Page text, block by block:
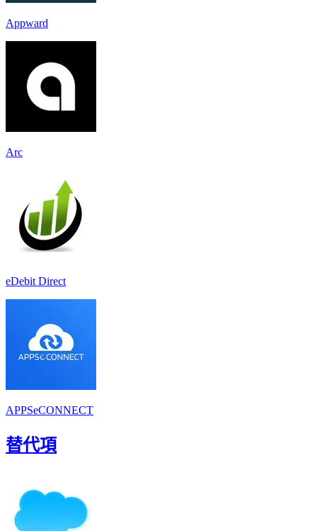
Appward
Arc
eDebit Direct
APPSeCONNECT
替代項